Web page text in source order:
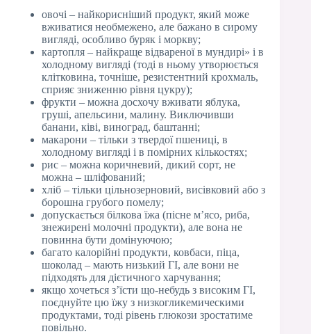
овочі – найкорисніший продукт, який може
вживатися необмежено, але бажано в сирому
вигляді, особливо буряк і моркву;
картопля – найкраще відвареної в мундирі» і в
холодному вигляді (тоді в ньому утворюється
клітковина, точніше, резистентний крохмаль,
сприяє зниженню рівня цукру);
фрукти – можна досхочу вживати яблука,
груші, апельсини, малину. Виключивши
банани, ківі, виноград, баштанні;
макарони – тільки з твердої пшениці, в
холодному вигляді і в помірних кількостях;
рис – можна коричневий, дикий сорт, не
можна – шліфований;
хліб – тільки цільнозерновий, висівковий або з
борошна грубого помелу;
допускається білкова їжа (пісне м’ясо, риба,
знежирені молочні продукти), але вона не
повинна бути домінуючою;
багато калорійні продукти, ковбаси, піца,
шоколад – мають низький ГІ, але вони не
підходять для дієтичного харчування;
якщо хочеться з’їсти що-небудь з високим ГІ,
поєднуйте цю їжу з низкогликемическими
продуктами, тоді рівень глюкози зростатиме
повільно.